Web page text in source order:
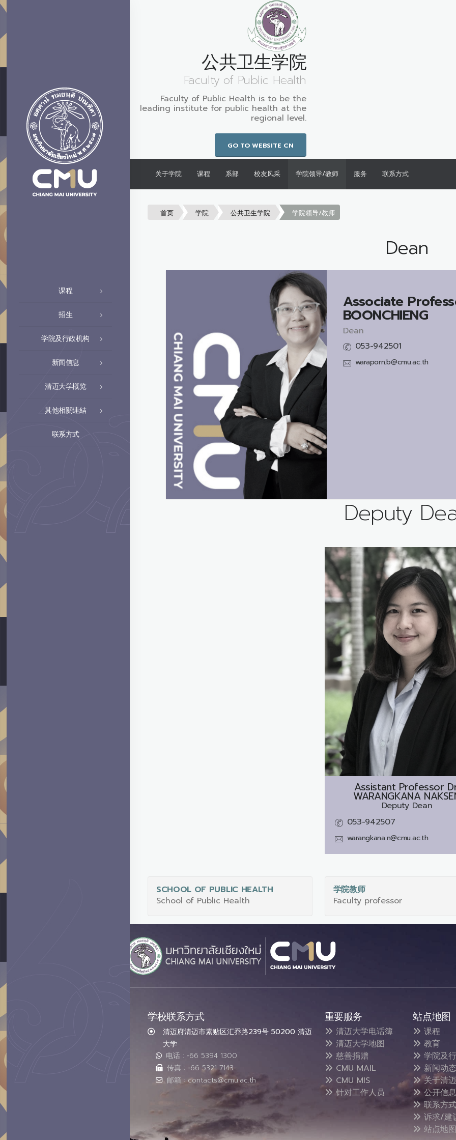
课程
招生
学院及行政机构
新闻信息
清迈大学概览
其他相關連結
联系方式
公共卫生学院
Faculty of Public Health
Faculty of Public Health is to be the
leading institute for public health at the
regional level.
GO TO WEBSITE CN
关于学院 课程 系部 校友风采 学院领导/教师 服务 联系方式
首页 学院 公共卫生学院 学院领导/教师
Dean
Associate
BOONCHIENG
Dean
053-942501
waraporn.b@cmu.ac.th
Deputy
Assistant Professor
WARANGKANA
Deputy Dean
053-942507
warangkana.n@cmu.ac.th
SCHOOL OF PUBLIC HEALTH
School of Public Health
学院教师
Faculty professor
学校联系方式
清迈府清迈市素贴区汇乔路239号 50200 清迈
大学
电话 : +66 5394 1300
传真 : +66 5321 7143
邮箱 : contacts@cmu.ac.th
重要服务
清迈大学电话簿
清迈大学地图
慈善捐赠
CMU MAIL
CMU MIS
针对工作人员
站点地图
课程
教育
学院及
新闻动
关于清
公开信
联系方
诉求/建
站点地